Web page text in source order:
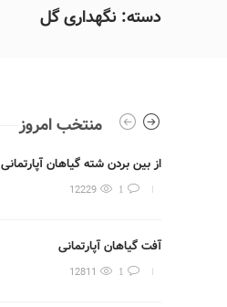
دسته: نگهداری گل
منتخب امروز
از بین بردن شته گیاهان آپارتمانی
12229
آفت گیاهان آپارتمانی